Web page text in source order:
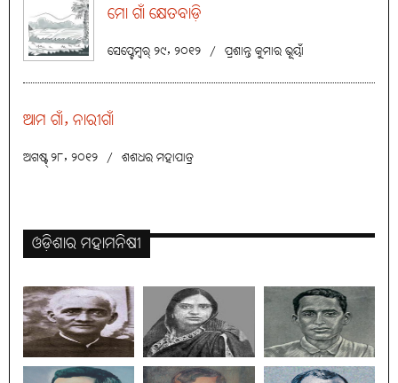
ମୋ ଗାଁ କ୍ଷେତବାଡ଼ି
ସେପ୍ଟେମ୍ବର୍ ୨୯, ୨୦୧୨ / ପ୍ରଶାନ୍ତ କୁମାର ଭୂୟାଁ
ଆମ ଗାଁ, ନାରୀଗାଁ
ଅଗଷ୍ଟ୍ ୨୮, ୨୦୧୨ / ଶଶଧର ମହାପାତ୍ର
ଓଡ଼ିଶାର ମହାମନିଷୀ